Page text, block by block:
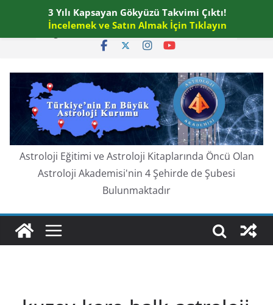
content
Perşembe, Ağustos 6, 2026
Astroloji Eğitimi ve Astroloji Kitaplarında Öncü Olan
Astroloji Akademisi'nin 4 Şehirde de Şubesi
Bulunmaktadır
3 Yılı Kapsayan Gökyüzü Takvimi Çıktı!
İncelemek ve Satın Almak İçin Tıklayın